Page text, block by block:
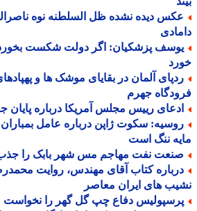
دیده نشده ظل السلطنه نوه
پزشکیان: اگر دولت شکست بخورد،
آلمان در بقایای موشک ها و
جهرم
رییس مجلس آمریکا درباره پایان جنگ
سکوت ژاپن درباره عامل بمباران
ننگ است
نفت مهاجم مس شهر بابک را جذب
کتاب آقای مهندس، روایت محمدرضا
های ایران معاصر
دفاع چپ گل گهر را نخواست